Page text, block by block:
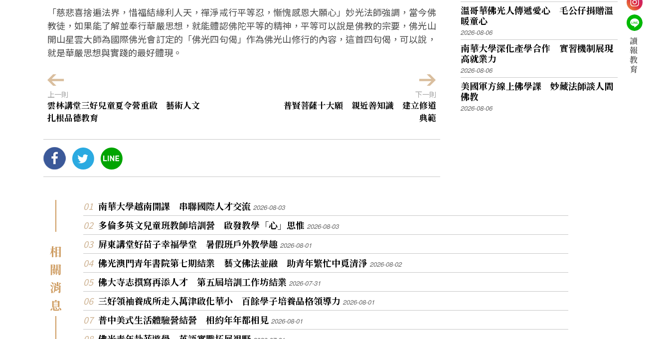
「慈悲喜捨遍法界，惜福結緣利人天，禪淨戒行平等忍，慚愧感恩大願心」妙光法師強調，當今佛
教徒，如果能了解並奉行華嚴思想，就能體認佛陀平等的精神，平等可以說是佛教的宗要，佛光山
開山星雲大師為國際佛光會訂定的「佛光四句偈」作為佛光山修行的內容，這首四句偈，可以說，
就是華嚴思想與實踐的最好體現。
上一則
雲林講堂三好兒童夏令營重啟 藝術人文
扎根品德教育
下一則
普賢菩薩十大願 親近善知識 建立修道
典範
溫哥華佛光人傳遞愛心 毛公仔捐贈溫
暖童心
2026-08-06
南華大學深化產學合作 實習機制展現
高就業力
2026-08-06
美國軍方線上佛學課 妙藏法師談人間
佛教
2026-08-06
相
關
消
息
南華大學越南開課 串聯國際人才交流 2026-08-03
多倫多英文兒童班教師培訓營 啟發教學「心」思惟 2026-08-03
屏東講堂好苗子幸福學堂 暑假班戶外教學趣 2026-08-01
佛光澳門青年書院第七期結業 藝文佛法並融 助青年繁忙中覓清淨 2026-08-02
佛大寺志撰寫再添人才 第五屆培訓工作坊結業 2026-07-31
三好領袖養成所走入萬津啟化華小 百餘學子培養品格領導力 2026-08-01
普中美式生活體驗營結營 相約年年都相見 2026-08-01
讀
報
教
育